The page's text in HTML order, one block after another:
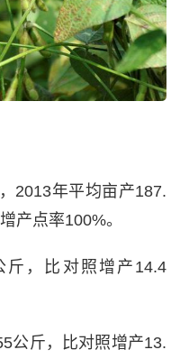
2013年平均亩产187.
产点率100%。
斤，比对照增产14.4
公斤，比对照增产13.